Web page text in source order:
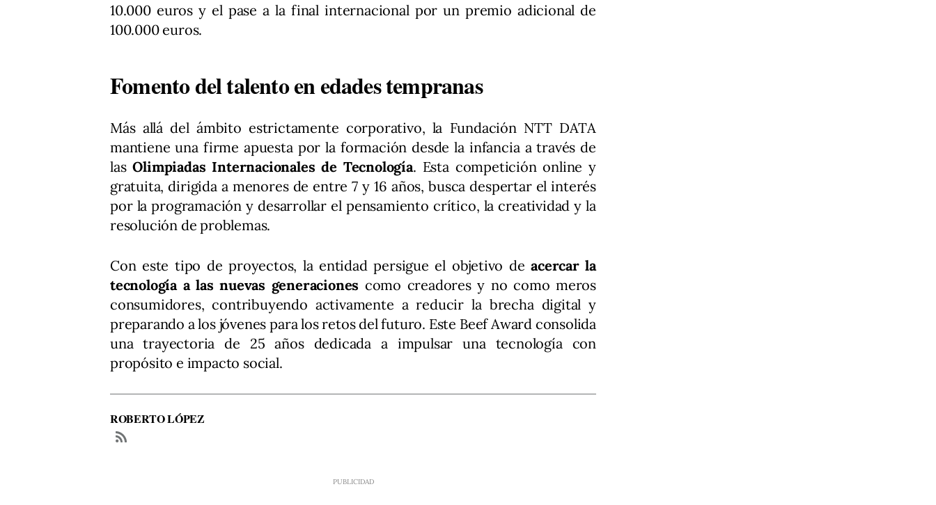
10.000 euros y el pase a la final internacional por un premio adicional de
100.000 euros.
Fomento del talento en edades tempranas
Más allá del ámbito estrictamente corporativo, la Fundación NTT DATA
mantiene una firme apuesta por la formación desde la infancia a través de
lasOlimpiadas Internacionales de Tecnología. Esta competición online y
gratuita, dirigida a menores de entre 7 y 16 años, busca despertar el interés
por la programación y desarrollar el pensamiento crítico, la creatividad y la
resolución de problemas.
Con este tipo de proyectos, la entidad persigue el objetivo deacercar la
tecnología a las nuevas generaciones como creadores y no como meros
consumidores, contribuyendo activamente a reducir la brecha digital y
preparando a los jóvenes para los retos del futuro. Este Beef Award consolida
una trayectoria de 25 años dedicada a impulsar una tecnología con
propósito e impacto social.
ROBERTO LÓPEZ